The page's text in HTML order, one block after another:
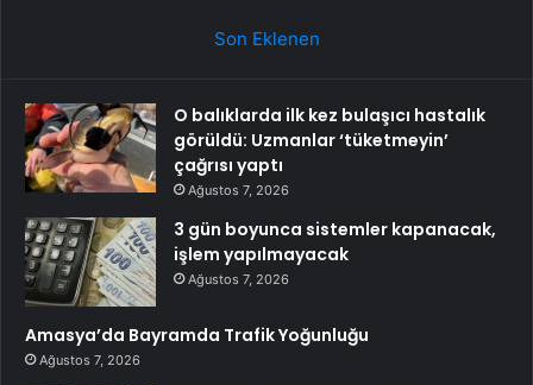
Son Eklenen
O balıklarda ilk kez bulaşıcı hastalık
görüldü: Uzmanlar ‘tüketmeyin’
çağrısı yaptı
Ağustos 7, 2026
3 gün boyunca sistemler kapanacak,
işlem yapılmayacak
Ağustos 7, 2026
Amasya’da Bayramda Trafik Yoğunluğu
Ağustos 7, 2026